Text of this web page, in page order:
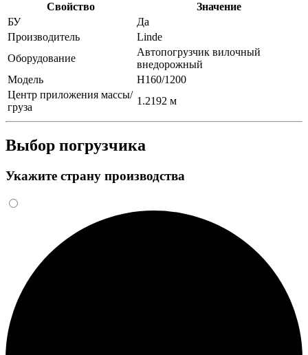
Свойство
Значение
БУ
Да
Производитель
Linde
Оборудование
Автопогрузчик вилочный
внедорожный
Модель
H160/1200
Центр приложения массы/
груза
1.2192 м
Выбор погрузчика
Укажите страну производства